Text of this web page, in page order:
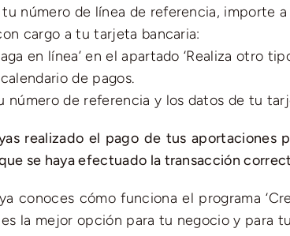
número de línea de referencia, importe
cargo a tu tarjeta bancaria:
en línea’ en el apartado ‘Realiza otro
de pagos.
número de referencia y los datos de tu
realizado el pago de tus aportaciones
se haya efectuado la transacción
conoces cómo funciona el programa
la mejor opción para tu negocio y para